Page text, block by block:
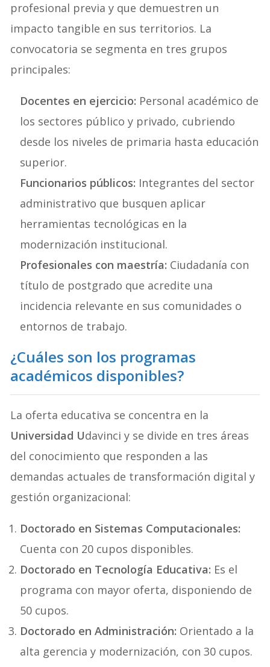
profesional previa y que demuestren un
impacto tangible en sus territorios. La
convocatoria se segmenta en tres grupos
principales:
Docentes en ejercicio: Personal académico de
los sectores público y privado, cubriendo
desde los niveles de primaria hasta educación
superior.
Funcionarios públicos: Integrantes del sector
administrativo que busquen aplicar
herramientas tecnológicas en la
modernización institucional.
Profesionales con maestría: Ciudadanía con
título de postgrado que acredite una
incidencia relevante en sus comunidades o
entornos de trabajo.
¿Cuáles son los programas
académicos disponibles?
La oferta educativa se concentra en la
Universidad Udavinci y se divide en tres áreas
del conocimiento que responden a las
demandas actuales de transformación digital y
gestión organizacional:
Doctorado en Sistemas Computacionales:
Cuenta con 20 cupos disponibles.
Doctorado en Tecnología Educativa: Es el
programa con mayor oferta, disponiendo de
50 cupos.
Doctorado en Administración: Orientado a la
alta gerencia y modernización, con 30 cupos.